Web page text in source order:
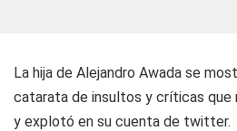
La hija de Alejandro Awada se
catarata de insultos y críticas que
y explotó en su cuenta de twitter.